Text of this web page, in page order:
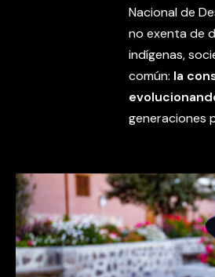
Nacional de
no exenta de
indígenas,
común: la
generaciones